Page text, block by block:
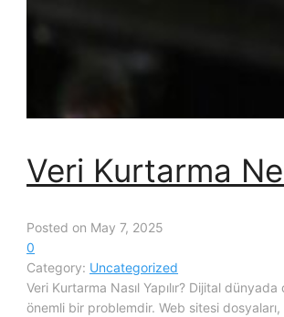
Veri Kurtarma
Posted on May 7, 2025
0
Category: Uncategorized
Veri Kurtarma Nasıl Yapılır? Dijital
önemli bir problemdir. Web sitesi dosyaları,